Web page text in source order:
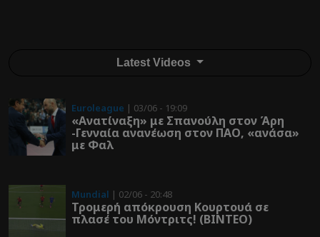
Latest Videos
Euroleague | 03/06 - 19:09
«Ανατίναξη» με Σπανούλη στον Άρη
-Γενναία ανανέωση στον ΠΑΟ, «ανάσα»
με Φαλ
Mundial | 02/06 - 20:48
Τρομερή απόκρουση Κουρτουά σε
πλασέ του Μόντριτς! (ΒΙΝΤΕΟ)